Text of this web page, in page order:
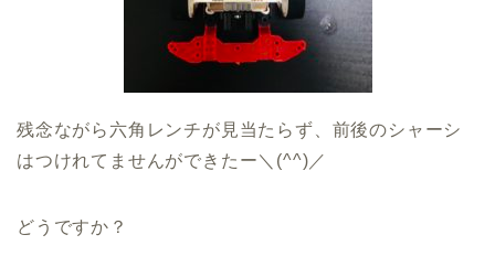
残念ながら六角レンチが見当たらず、前後のシャーシ
はつけれてませんができたー＼(^^)／
どうですか？